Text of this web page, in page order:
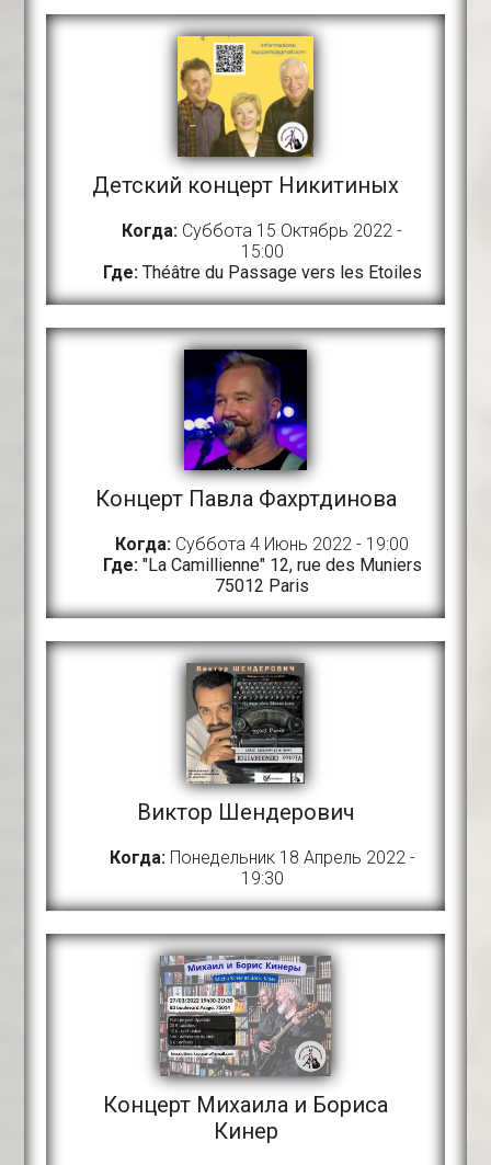
Детский концерт Никитиных
Когда: Суббота 15 Октябрь 2022 -
15:00
Где: Théâtre du Passage vers les Etoiles
Концерт Павла Фахртдинова
Когда: Суббота 4 Июнь 2022 - 19:00
Где: "La Camillienne" 12, rue des Muniers
75012 Paris
Виктор Шендерович
Когда:Понедельник 18 Апрель 2022 -
19:30
Концерт Михаила и Бориса
Кинер